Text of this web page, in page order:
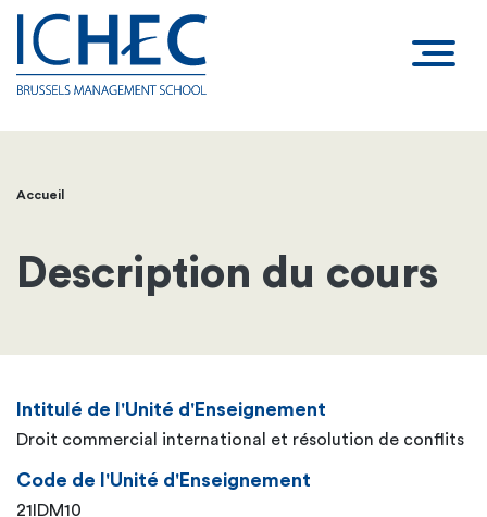
Fil
d'Ariane
Accueil
Description du cours
Intitulé de l'Unité d'Enseignement
Droit commercial international et résolution de conflits
Code de l'Unité d'Enseignement
21IDM10